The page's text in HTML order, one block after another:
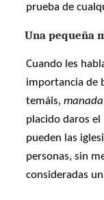
prueba de
Una pequeña
Cuando les
importancia de
temáis,
placido daros el
pueden las
personas, sin
consideradas